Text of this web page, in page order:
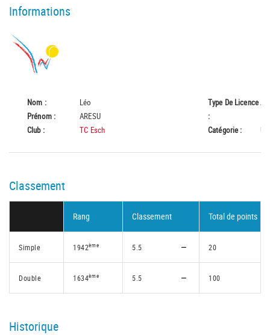
Informations
Nom :
Léo
Prénom :
ARESU
Club :
TC Esch
Type De Licence
:
A
Catégorie :
Classement
Rang Classement Total de points
Simple 1942ème 5.5 20
Double 1634ème 5.5 100
Historique